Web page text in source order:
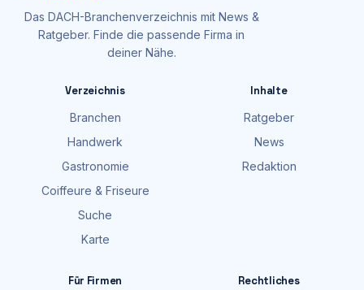
Das DACH-Branchenverzeichnis mit News &
Ratgeber. Finde die passende Firma in
deiner Nähe.
Verzeichnis
Branchen
Handwerk
Gastronomie
Coiffeure & Friseure
Suche
Karte
Inhalte
Ratgeber
News
Redaktion
Für Firmen Rechtliches